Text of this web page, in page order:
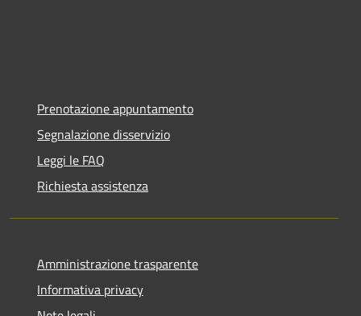
Prenotazione appuntamento
Segnalazione disservizio
Leggi le FAQ
Richiesta assistenza
Amministrazione trasparente
Informativa privacy